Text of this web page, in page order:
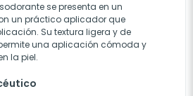
se presenta en un
un práctico aplicador que
Su textura ligera y de
una aplicación cómoda y
la piel.